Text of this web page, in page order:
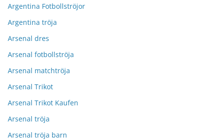
Argentina Fotbollströjor
Argentina tröja
Arsenal dres
Arsenal fotbollströja
Arsenal matchtröja
Arsenal Trikot
Arsenal Trikot Kaufen
Arsenal tröja
Arsenal tröja barn